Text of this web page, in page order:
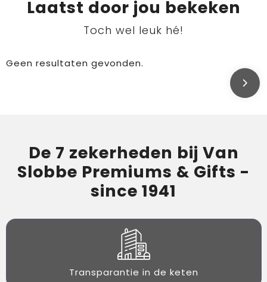
Laatst door jou bekeken
Toch wel leuk hé!
Geen resultaten gevonden.
De 7 zekerheden bij Van
Slobbe Premiums & Gifts -
since 1941
Transparantie in de keten